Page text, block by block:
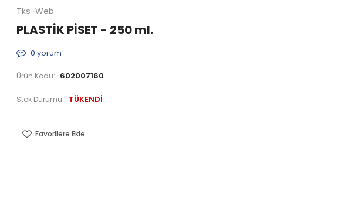
Tks-Web
PLASTİK PİSET - 250 ml.
0 yorum
Ürün Kodu: 602007160
Stok Durumu: TÜKENDİ
Favorilere Ekle